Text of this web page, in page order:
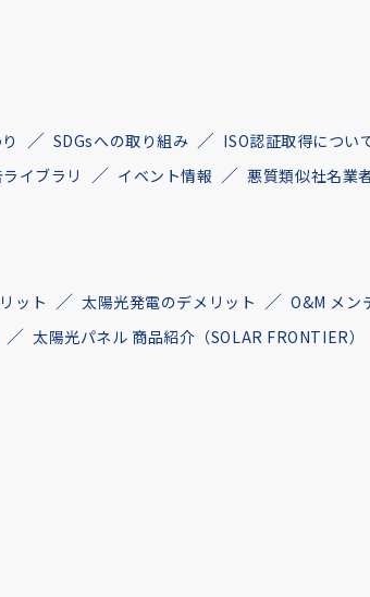
SDGsへの取り組み ISO認証取得につい
イブラリ イベント情報 悪質類似社名業
ット 太陽光発電のデメリット O&M メン
太陽光パネル 商品紹介（SOLAR FRONTIER）